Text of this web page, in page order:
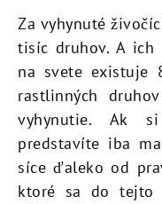
Za vyhynuté
tisíc druhov. A ich
na svete existuje
rastlinných
vyhynutie. Ak
predstavíte iba
síce ďaleko od
ktoré sa do tejto